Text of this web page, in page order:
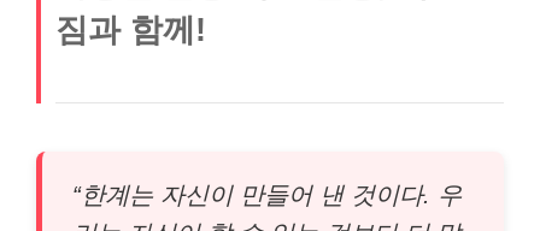
짐과 함께!
“한계는 자신이 만들어 낸 것이다. 우